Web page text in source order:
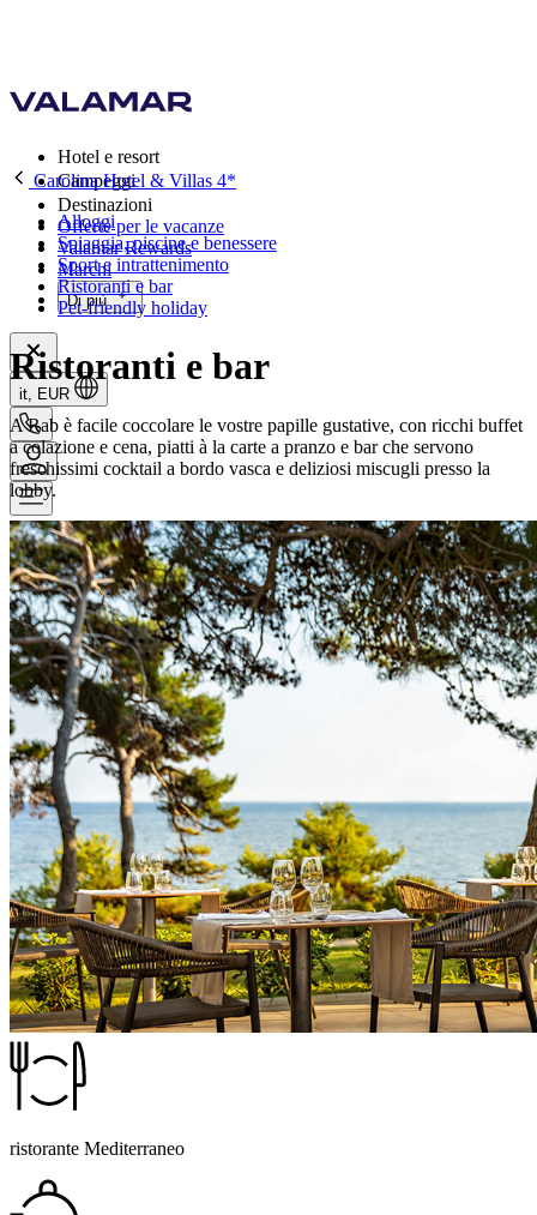
Hotel e resort
Campeggi
Destinazioni
Offerte per le vacanze
Valamar Rewards
Marchi
Di più
it, EUR
Carolina Hotel & Villas 4*
Alloggi
Spiaggia, piscine e benessere
Sport e intrattenimento
Ristoranti e bar
Pet-friendly holiday
Ristoranti e bar
A Rab è facile coccolare le vostre papille gustative, con ricchi buffet
a colazione e cena, piatti à la carte a pranzo e bar che servono
freschissimi cocktail a bordo vasca e deliziosi miscugli presso la
lobby.
ristorante Mediterraneo